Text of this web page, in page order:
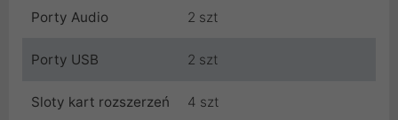
Porty Audio 2 szt
Porty USB 2 szt
Sloty kart rozszerzeń 4 szt